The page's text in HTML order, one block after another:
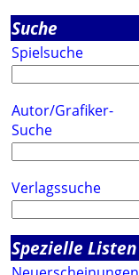
Suche
Spielsuche
Autor/Grafiker-
Suche
Verlagssuche
Spezielle Listen